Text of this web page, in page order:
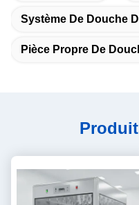
Système De Douche
Pièce Propre De